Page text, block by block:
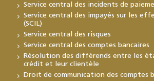
Service central des incidents de
Service central des impayés sur les
(SCIL)
Service central des risques
Service central des comptes bancaires
Résolution des différends entre les
crédit et leur clientèle
Droit de communication des comptes